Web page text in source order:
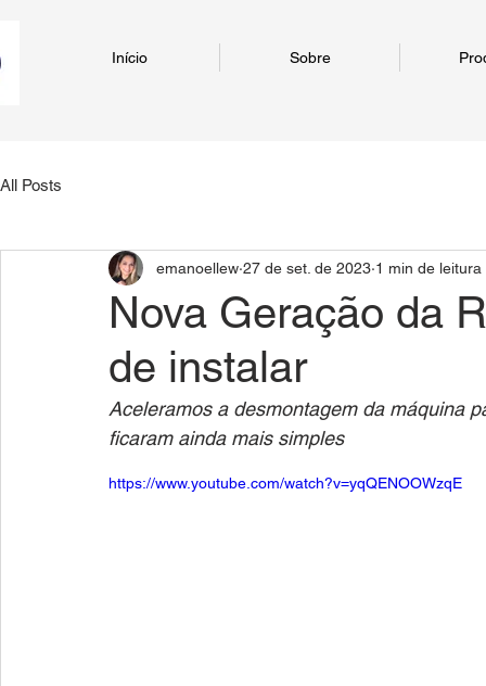
Início Sobre
All Posts
Nova Geração da
de instalar
emanoellew 27 de set. de 2023 1 min de leitura
Aceleramos a desmontagem da máquina
ficaram ainda mais simples
https://www.youtube.com/watch?v=yqQENOOWzqE